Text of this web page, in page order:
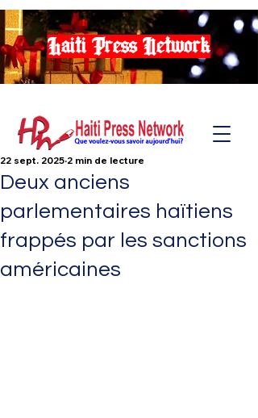
Haiti Press Network
Deux anciens
parlementaires haïtiens
frappés par les sanctions
américaines
22 sept. 2025 2 min de lecture